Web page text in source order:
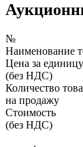
№
Наименование
Цена за единицу
(без НДС)
Количество
на продажу
Стоимость
(без НДС)